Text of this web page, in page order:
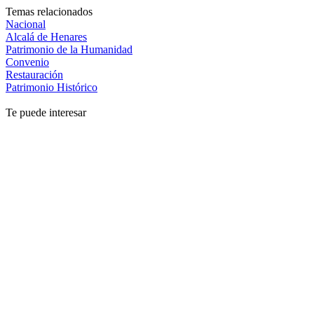
Temas relacionados
Nacional
Alcalá de Henares
Patrimonio de la Humanidad
Convenio
Restauración
Patrimonio Histórico
Te puede interesar